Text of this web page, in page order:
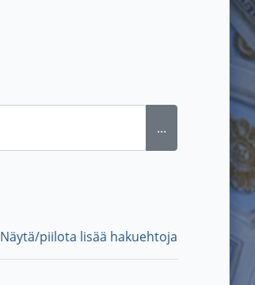
...
Näytä/piilota lisää hakuehtoja